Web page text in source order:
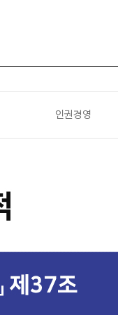
인권경영